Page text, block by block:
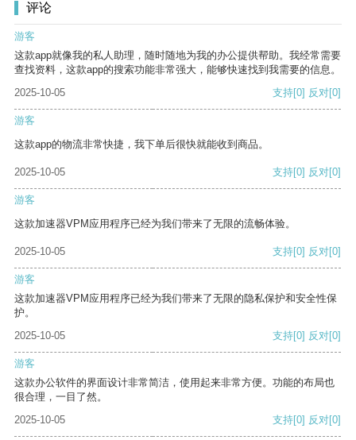
评论
游客
这款app就像我的私人助理，随时随地为我的办公提供帮助。我经常需要
查找资料，这款app的搜索功能非常强大，能够快速找到我需要的信息。
2025-10-05
支持[0] 反对[0]
游客
这款app的物流非常快捷，我下单后很快就能收到商品。
2025-10-05 支持[0] 反对[0]
游客
这款加速器VPM应用程序已经为我们带来了无限的流畅体验。
2025-10-05 支持[0] 反对[0]
游客
这款加速器VPM应用程序已经为我们带来了无限的隐私保护和安全性保
护。
2025-10-05
支持[0] 反对[0]
游客
这款办公软件的界面设计非常简洁，使用起来非常方便。功能的布局也
很合理，一目了然。
2025-10-05
支持[0] 反对[0]